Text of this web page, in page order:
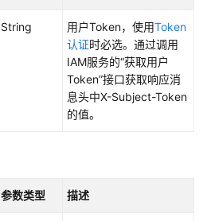
String 用户Token，使用Token
认证时必选。通过调用
IAM服务的“获取用户
Token”接口获取响应消
息头中X-Subject-Token
的值。
参数类型 描述